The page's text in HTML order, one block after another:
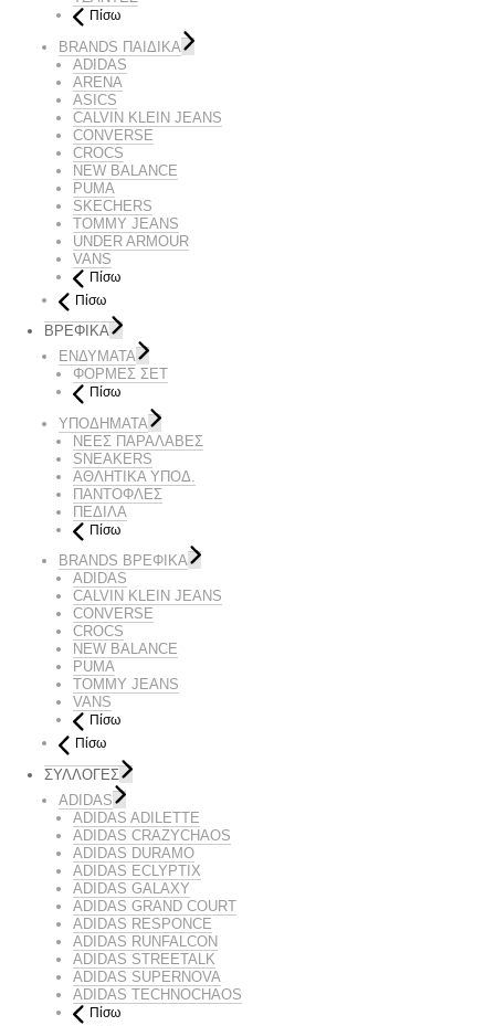
Πίσω
BRANDS ΠΑΙΔΙΚΆ
ADIDAS
ARENA
ASICS
CALVIN KLEIN JEANS
CONVERSE
CROCS
NEW BALANCE
PUMA
SKECHERS
TOMMY JEANS
UNDER ARMOUR
VANS
Πίσω
Πίσω
ΒΡΕΦΙΚΑ
ΕΝΔΥΜΑΤΑ
ΦΟΡΜΕΣ ΣΕΤ
Πίσω
ΥΠΟΔΗΜΑΤΑ
ΝΕΕΣ ΠΑΡΑΛΑΒΕΣ
SNEAKERS
ΑΘΛΗΤΙΚΑ ΥΠΟΔ.
ΠΑΝΤΟΦΛΕΣ
ΠΕΔΙΛΑ
Πίσω
BRANDS ΒΡΕΦΙΚΆ
ADIDAS
CALVIN KLEIN JEANS
CONVERSE
CROCS
NEW BALANCE
PUMA
TOMMY JEANS
VANS
Πίσω
Πίσω
ΣΥΛΛΟΓΕΣ
ADIDAS
ADIDAS ADILETTE
ADIDAS CRAZYCHAOS
ADIDAS DURAMO
ADIDAS ECLYPTIX
ADIDAS GALAXY
ADIDAS GRAND COURT
ADIDAS RESPONCE
ADIDAS RUNFALCON
ADIDAS STREETALK
ADIDAS SUPERNOVA
ADIDAS TECHNOCHAOS
Πίσω